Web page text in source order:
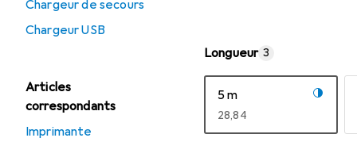
Chargeur de secours
Chargeur USB
Articles
correspondants
Imprimante
Longueur 3
5 m
EUR
28,84